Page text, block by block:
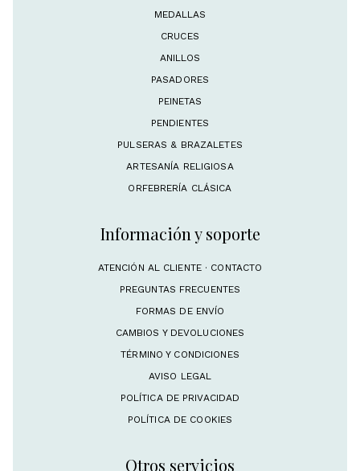
MEDALLAS
CRUCES
ANILLOS
PASADORES
PEINETAS
PENDIENTES
PULSERAS & BRAZALETES
ARTESANÍA RELIGIOSA
ORFEBRERÍA CLÁSICA
Información y soporte
ATENCIÓN AL CLIENTE · CONTACTO
PREGUNTAS FRECUENTES
FORMAS DE ENVÍO
CAMBIOS Y DEVOLUCIONES
TÉRMINO Y CONDICIONES
AVISO LEGAL
POLÍTICA DE PRIVACIDAD
POLÍTICA DE COOKIES
Otros servicios